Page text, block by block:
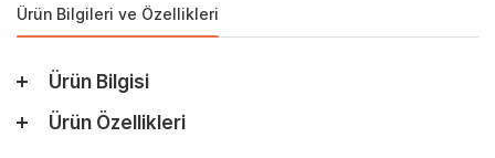
Ürün Bilgileri ve Özellikleri
Ürün Bilgisi
Ürün Özellikleri